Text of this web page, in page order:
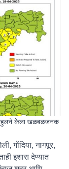
राहुलने केला खळबळजनक
गोंदिया, नागपूर,
इशारा देण्यात